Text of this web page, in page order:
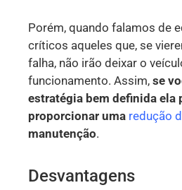
Porém, quando falamos de
críticos aqueles que, se
falha, não irão deixar o
funcionamento. Assim, se
estratégia bem definida ela
proporcionar uma redução
manutenção.
Desvantagens